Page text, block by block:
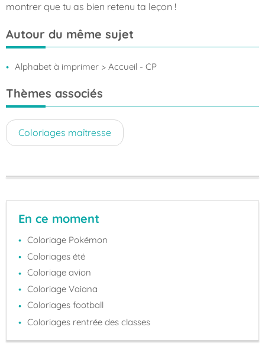
montrer que tu as bien retenu ta leçon !
Autour du même sujet
Alphabet à imprimer > Accueil - CP
Thèmes associés
Coloriages maîtresse
En ce moment
Coloriage Pokémon
Coloriages été
Coloriage avion
Coloriage Vaiana
Coloriages football
Coloriages rentrée des classes